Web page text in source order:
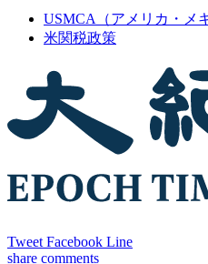
USMCA（アメリカ・メ
米関税政策
Tweet Facebook Line
share comments